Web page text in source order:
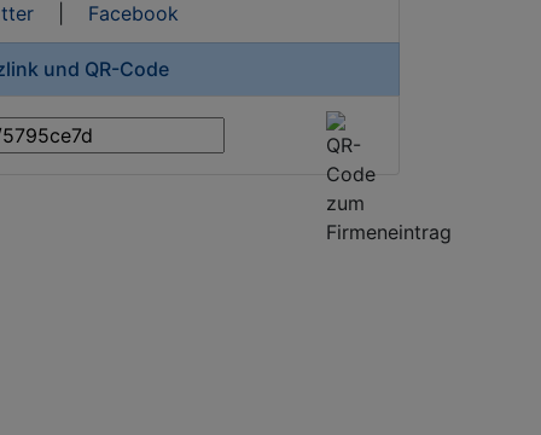
| Facebook
und QR-Code